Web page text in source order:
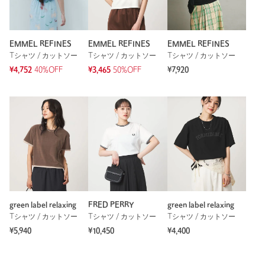
EMMEL REFINES
Tシャツ / カットソー
¥4,752 40%OFF
EMMEL REFINES
Tシャツ / カットソー
¥3,465 50%OFF
EMMEL REFINES
Tシャツ / カットソー
¥7,920
green label relaxing
Tシャツ / カットソー
¥5,940
FRED PERRY
Tシャツ / カットソー
¥10,450
green label relaxing
Tシャツ / カットソー
¥4,400